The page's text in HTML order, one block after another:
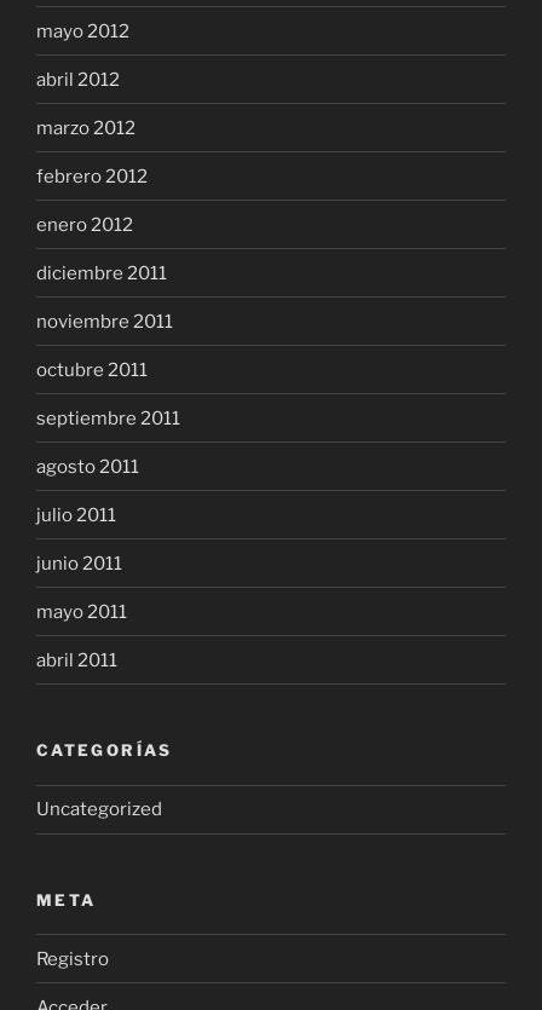
mayo 2012
abril 2012
marzo 2012
febrero 2012
enero 2012
diciembre 2011
noviembre 2011
octubre 2011
septiembre 2011
agosto 2011
julio 2011
junio 2011
mayo 2011
abril 2011
CATEGORÍAS
Uncategorized
META
Registro